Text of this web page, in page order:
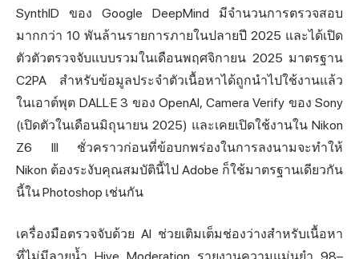
SynthID ของ Google DeepMind มีจำนวนการตรวจสอบ
มากกว่า 10 พันล้านรายการภายในปลายปี 2025 และได้เปิด
ตัวตัวตรวจจับแบบรวมในเดือนพฤศจิกายน 2025 มาตรฐาน
C2PA สำหรับข้อมูลประจำตัวเนื้อหาได้ถูกนำไปใช้งานแล้ว
ในเอาต์พุต DALL·E 3 ของ OpenAI, Camera Verify ของ Sony
(เปิดตัวในเดือนมิถุนายน 2025) และเคยเปิดใช้งานใน Nikon
Z6 III ชั่วคราวก่อนที่ข้อบกพร่องในการลงนามจะทำให้
Nikon ต้องระงับคุณสมบัตินี้ไป Adobe ก็ใช้มาตรฐานเดียวกัน
นี้ใน Photoshop เช่นกัน
เครื่องมือตรวจจับด้วย AI ช่วยเติมเต็มช่องว่างสำหรับเนื้อหา